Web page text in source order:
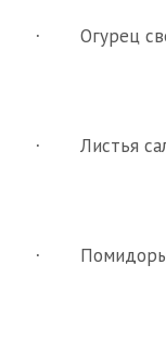
· Огурец
· Листья
·